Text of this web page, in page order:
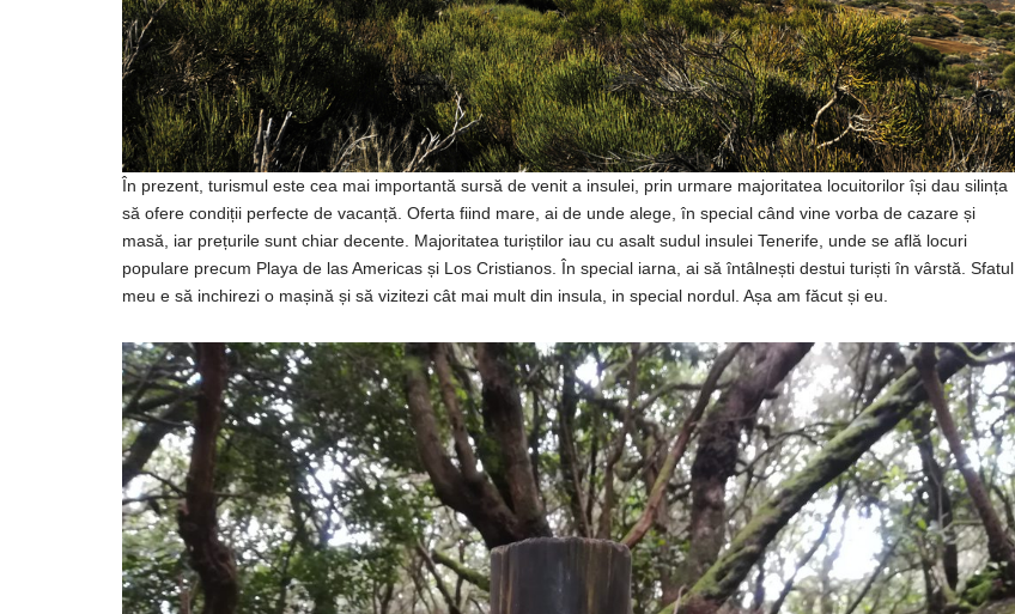
În prezent, turismul este cea mai importantă sursă de venit a insulei, prin urmare majoritatea locuitorilor își dau silința
să ofere condiții perfecte de vacanță. Oferta fiind mare, ai de unde alege, în special când vine vorba de cazare și
masă, iar prețurile sunt chiar decente. Majoritatea turiștilor iau cu asalt sudul insulei Tenerife, unde se află locuri
populare precum Playa de las Americas și Los Cristianos. În special iarna, ai să întâlnești destui turiști în vârstă. Sfatul
meu e să inchirezi o mașină și să vizitezi cât mai mult din insula, in special nordul. Așa am făcut și eu.